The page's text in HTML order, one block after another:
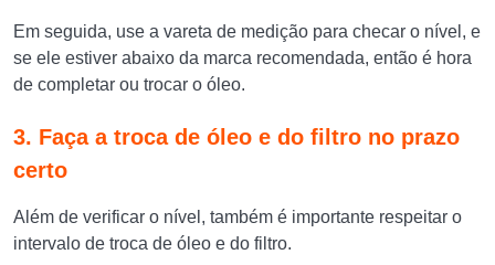
Em seguida, use a vareta de medição para checar o nível, e
se ele estiver abaixo da marca recomendada, então é hora
de completar ou trocar o óleo.
3. Faça a troca de óleo e do filtro no prazo
certo
Além de verificar o nível, também é importante respeitar o
intervalo de troca de óleo e do filtro.